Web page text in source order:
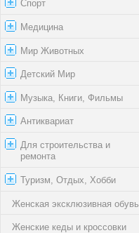
Спорт
Медицина
Мир Животных
Детский Мир
Музыка, Книги, Фильмы
Антиквариат
Для строительства и
ремонта
Туризм, Отдых, Хобби
Женская эксклюзивная обувь
Женские кеды и кроссовки